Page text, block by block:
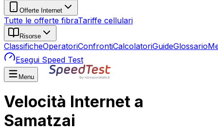
Offerte Internet
Tutte le offerte fibraTariffe cellulari
Risorse
ClassificheOperatoriConfrontiCalcolatoriGuideGlossario
Esegui Speed Test
Menu
Velocità Internet a
Samatzai